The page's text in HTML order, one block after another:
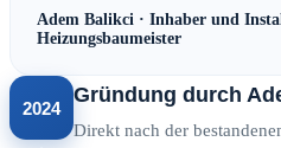
Adem Balikci · Inhaber und
Heizungsbaumeister
2024
Gründung durch
Direkt nach der